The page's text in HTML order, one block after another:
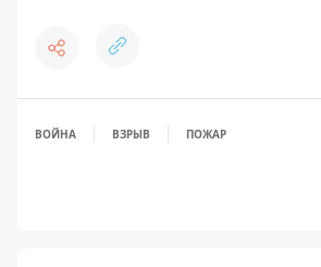
ВОЙНА ВЗРЫВ ПОЖАР